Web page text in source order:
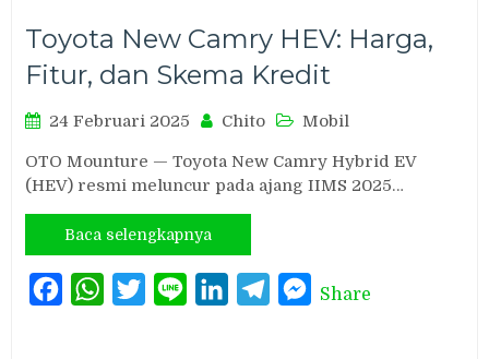
Toyota New Camry HEV: Harga,
Fitur, dan Skema Kredit
24 Februari 2025 Chito Mobil
OTO Mounture — Toyota New Camry Hybrid EV
(HEV) resmi meluncur pada ajang IIMS 2025…
Baca selengkapnya
FacebookWhatsAppTwitterLine LinkedInTelegramMessenger
Share